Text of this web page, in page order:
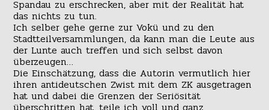
Spandau zu erschrecken, aber mit der Realität hat
das nichts zu tun.
Ich selber gehe gerne zur Vokü und zu den
Stadtteilversammlungen, da kann man die Leute aus
der Lunte auch treffen und sich selbst davon
überzeugen…
Die Einschätzung, dass die Autorin vermutlich hier
ihren antideutschen Zwist mit dem ZK ausgetragen
hat und dabei die Grenzen der Seriösität